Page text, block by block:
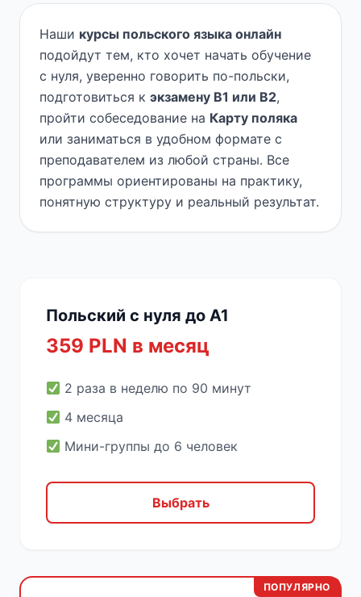
Наши курсы польского языка онлайн
подойдут тем, кто хочет начать обучение
с нуля, уверенно говорить по-польски,
подготовиться к экзамену B1 или B2,
пройти собеседование на Карту поляка
или заниматься в удобном формате с
преподавателем из любой страны. Все
программы ориентированы на практику,
понятную структуру и реальный результат.
Польский с нуля до A1
359 PLN в месяц
2 раза в неделю по 90 минут
4 месяца
Мини-группы до 6 человек
Выбрать
ПОПУЛЯРНО